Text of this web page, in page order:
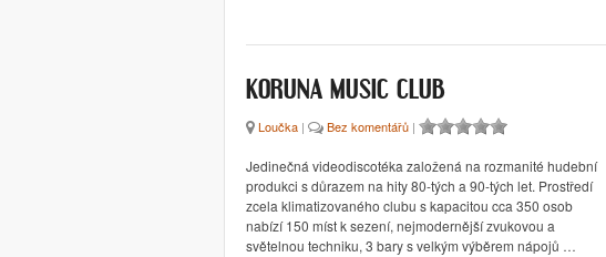
KORUNA MUSIC CLUB
Loučka | Bez komentářů |
Jedinečná videodiscotéka založená na rozmanité hudební
produkci s důrazem na hity 80-tých a 90-tých let. Prostředí
zcela klimatizovaného clubu s kapacitou cca 350 osob
nabízí 150 míst k sezení, nejmodernější zvukovou a
světelnou techniku, 3 bary s velkým výběrem nápojů …